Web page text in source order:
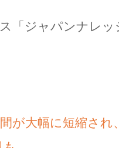
「ジャパンナレ
が大幅に短縮され